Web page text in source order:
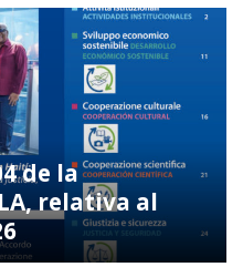
económico
de la
relativa al